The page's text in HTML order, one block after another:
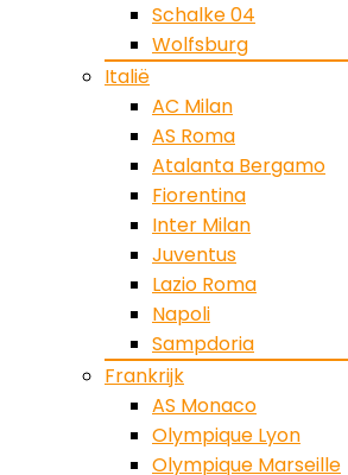
Schalke 04
Wolfsburg
Italië
AC Milan
AS Roma
Atalanta Bergamo
Fiorentina
Inter Milan
Juventus
Lazio Roma
Napoli
Sampdoria
Frankrijk
AS Monaco
Olympique Lyon
Olympique Marseille